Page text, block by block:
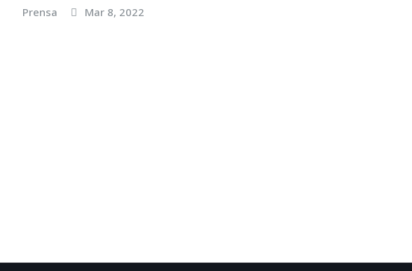
Prensa Mar 8, 2022